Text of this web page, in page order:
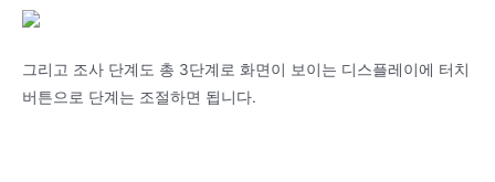
그리고 조사 단계도 총 3단계로 화면이 보이는 디스플레이에 터치
버튼으로 단계는 조절하면 됩니다.